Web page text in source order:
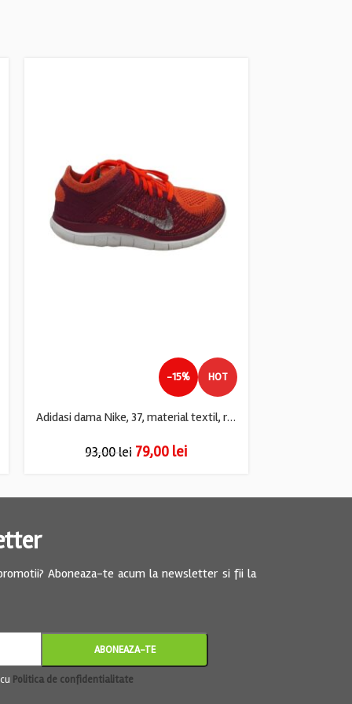
-15% HOT
Adidasi dama Nike, 37, material textil, rosu
93,00lei 79,00 lei
Aboneaza-te acum la newsletter si fii la
Politica de confidentialitate